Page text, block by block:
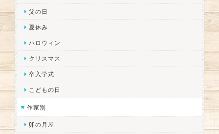
父の日
夏休み
ハロウィン
クリスマス
卒入学式
こどもの日
作家別
卯の月屋